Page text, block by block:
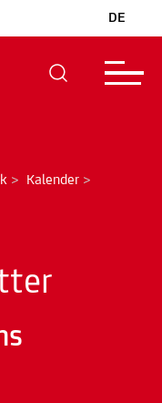
DE
> Kalender >